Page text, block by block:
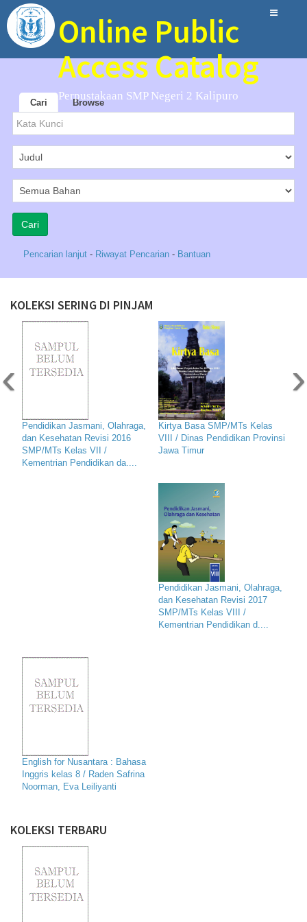
Online Public
Access Catalog
Perpustakaan SMP Negeri 2 Kalipuro
Cari Browse
Pencarian lanjut - Riwayat Pencarian - Bantuan
KOLEKSI SERING DI PINJAM
Pendidikan Jasmani, Olahraga,
dan Kesehatan Revisi 2016
SMP/MTs Kelas VII /
Kementrian Pendidikan da....
Kirtya Basa SMP/MTs Kelas
VIII / Dinas Pendidikan Provinsi
Jawa Timur
Pendidikan Jasmani, Olahraga,
dan Kesehatan Revisi 2017
SMP/MTs Kelas VIII /
Kementrian Pendidikan d....
English for Nusantara : Bahasa
Inggris kelas 8 / Raden Safrina
Noorman, Eva Leiliyanti
‹ ›
KOLEKSI TERBARU